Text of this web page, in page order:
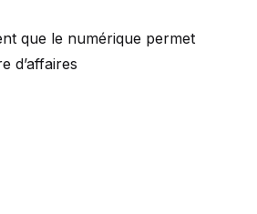
que le numérique permet
d’affaires